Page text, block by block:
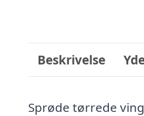
Beskrivelse
Sprøde tørrede